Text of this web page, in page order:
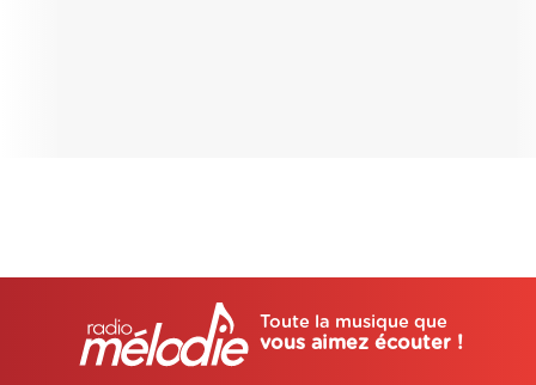
Toute la musique que
vous aimez écouter !